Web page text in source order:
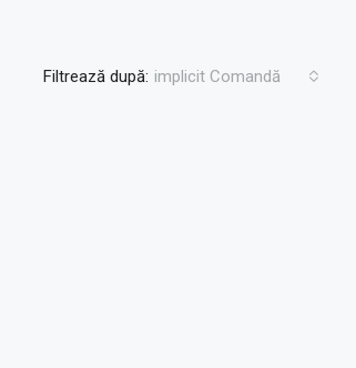
Filtrează după: implicit Comandă